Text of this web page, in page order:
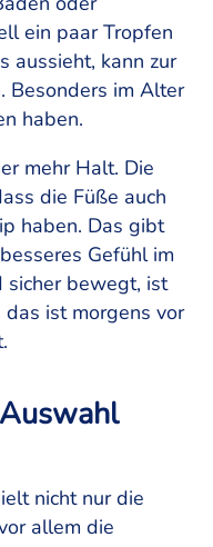
ein paar Tropfen
aussieht, kann zur
Besonders im Alter
haben.
mehr Halt. Die
die Füße auch
haben. Das gibt
Gefühl im
sicher bewegt, ist
ist morgens vor
nicht nur die
allem die